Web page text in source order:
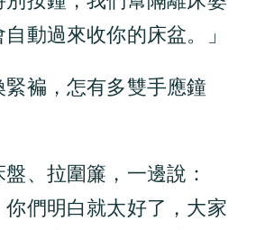
動過來收你的床盆。」
緊褊，怎有多雙手應鐘
、拉圍簾，一邊說：
你們明白就太好了，大家